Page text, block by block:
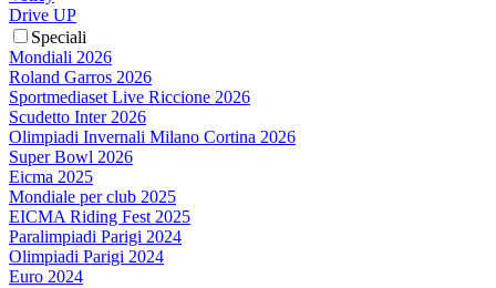
Drive UP
Speciali
Mondiali 2026
Roland Garros 2026
Sportmediaset Live Riccione 2026
Scudetto Inter 2026
Olimpiadi Invernali Milano Cortina 2026
Super Bowl 2026
Eicma 2025
Mondiale per club 2025
EICMA Riding Fest 2025
Paralimpiadi Parigi 2024
Olimpiadi Parigi 2024
Euro 2024